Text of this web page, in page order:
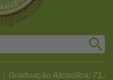
Graduação Alcoólica: